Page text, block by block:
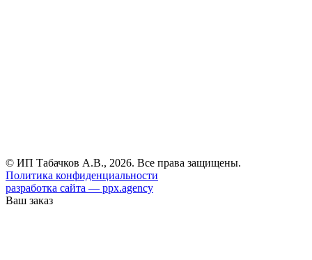
© ИП Табачков А.В., 2026. Все права защищены.
Политика конфиденциальности
разработка сайта — ppx.agency
Ваш заказ